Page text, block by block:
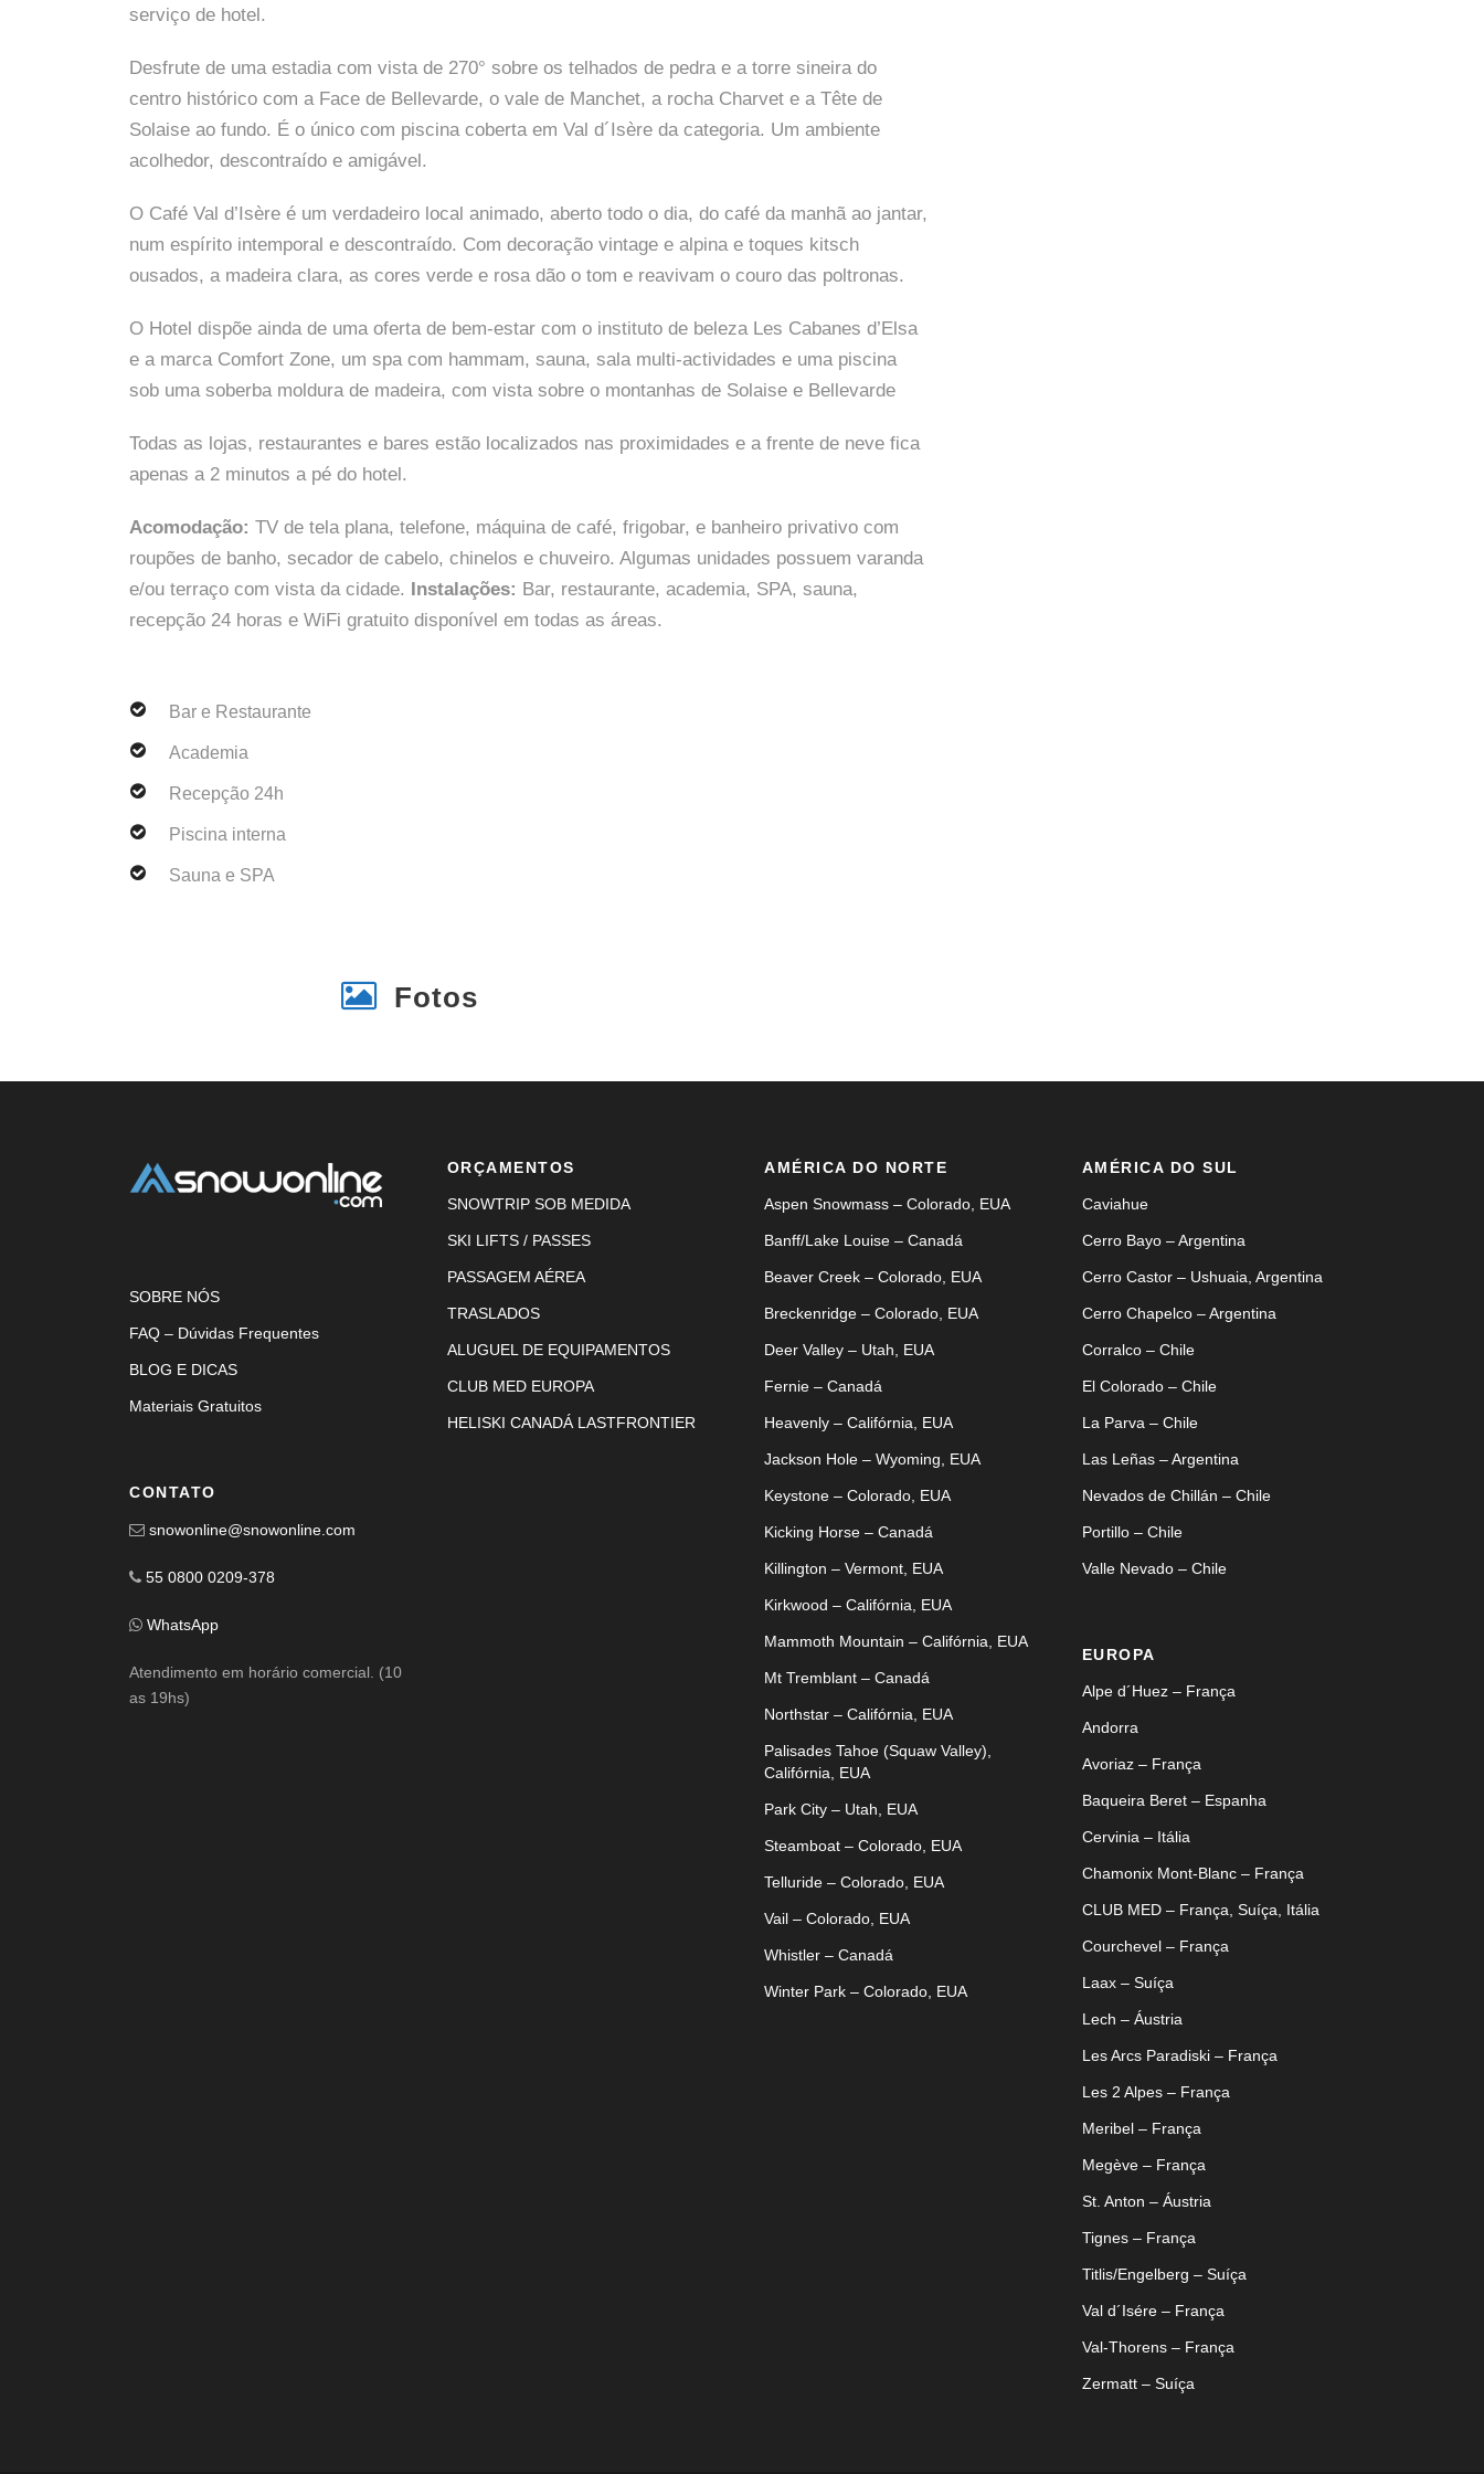
serviço de hotel.
Desfrute de uma estadia com vista de 270° sobre os telhados de pedra e a torre sineira do
centro histórico com a Face de Bellevarde, o vale de Manchet, a rocha Charvet e a Tête de
Solaise ao fundo. É o único com piscina coberta em Val d´Isère da categoria. Um ambiente
acolhedor, descontraído e amigável.
O Café Val d’Isère é um verdadeiro local animado, aberto todo o dia, do café da manhã ao jantar,
num espírito intemporal e descontraído. Com decoração vintage e alpina e toques kitsch
ousados, a madeira clara, as cores verde e rosa dão o tom e reavivam o couro das poltronas.
O Hotel dispõe ainda de uma oferta de bem-estar com o instituto de beleza Les Cabanes d’Elsa
e a marca Comfort Zone, um spa com hammam, sauna, sala multi-actividades e uma piscina
sob uma soberba moldura de madeira, com vista sobre o montanhas de Solaise e Bellevarde
Todas as lojas, restaurantes e bares estão localizados nas proximidades e a frente de neve fica
apenas a 2 minutos a pé do hotel.
Acomodação: TV de tela plana, telefone, máquina de café, frigobar, e banheiro privativo com
roupões de banho, secador de cabelo, chinelos e chuveiro. Algumas unidades possuem varanda
e/ou terraço com vista da cidade. Instalações: Bar, restaurante, academia, SPA, sauna,
recepção 24 horas e WiFi gratuito disponível em todas as áreas.
Bar e Restaurante
Academia
Recepção 24h
Piscina interna
Sauna e SPA
Fotos
SOBRE NÓS
FAQ – Dúvidas Frequentes
BLOG E DICAS
Materiais Gratuitos
CONTATO
snowonline@snowonline.com
55 0800 0209-378
WhatsApp
Atendimento em horário comercial. (10
as 19hs)
ORÇAMENTOS
SNOWTRIP SOB MEDIDA
SKI LIFTS / PASSES
PASSAGEM AÉREA
TRASLADOS
ALUGUEL DE EQUIPAMENTOS
CLUB MED EUROPA
HELISKI CANADÁ LASTFRONTIER
AMÉRICA DO NORTE
Aspen Snowmass – Colorado, EUA
Banff/Lake Louise – Canadá
Beaver Creek – Colorado, EUA
Breckenridge – Colorado, EUA
Deer Valley – Utah, EUA
Fernie – Canadá
Heavenly – Califórnia, EUA
Jackson Hole – Wyoming, EUA
Keystone – Colorado, EUA
Kicking Horse – Canadá
Killington – Vermont, EUA
Kirkwood – Califórnia, EUA
Mammoth Mountain – Califórnia, EUA
Mt Tremblant – Canadá
Northstar – Califórnia, EUA
Palisades Tahoe (Squaw Valley),
Califórnia, EUA
Park City – Utah, EUA
Steamboat – Colorado, EUA
Telluride – Colorado, EUA
Vail – Colorado, EUA
Whistler – Canadá
Winter Park – Colorado, EUA
AMÉRICA DO SUL
Caviahue
Cerro Bayo – Argentina
Cerro Castor – Ushuaia, Argentina
Cerro Chapelco – Argentina
Corralco – Chile
El Colorado – Chile
La Parva – Chile
Las Leñas – Argentina
Nevados de Chillán – Chile
Portillo – Chile
Valle Nevado – Chile
EUROPA
Alpe d´Huez – França
Andorra
Avoriaz – França
Baqueira Beret – Espanha
Cervinia – Itália
Chamonix Mont-Blanc – França
CLUB MED – França, Suíça, Itália
Courchevel – França
Laax – Suíça
Lech – Áustria
Les Arcs Paradiski – França
Les 2 Alpes – França
Meribel – França
Megève – França
St. Anton – Áustria
Tignes – França
Titlis/Engelberg – Suíça
Val d´Isére – França
Val-Thorens – França
Zermatt – Suíça